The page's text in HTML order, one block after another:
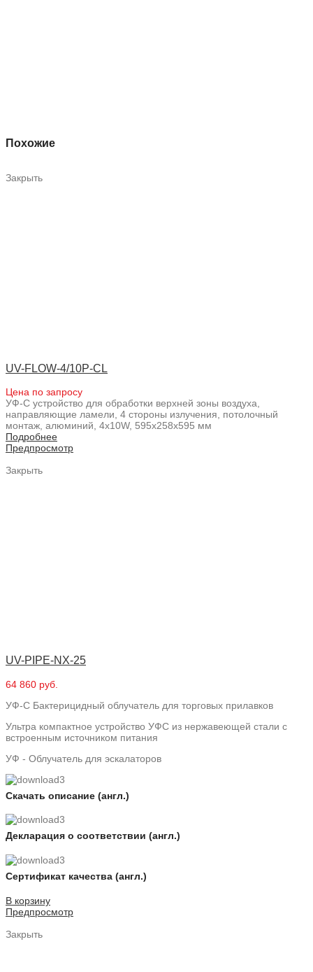
Похожие
Закрыть
UV-FLOW-4/10P-CL
Цена по запросу
УФ-С устройство для обработки верхней зоны воздуха,
направляющие ламели, 4 стороны излучения, потолочный
монтаж, алюминий, 4x10W, 595x258x595 мм
Подробнее
Предпросмотр
Закрыть
UV-PIPE-NX-25
64 860 руб.
УФ-С Бактерицидный облучатель для торговых прилавков
Ультра компактное устройство УФС из нержавеющей стали с
встроенным источником питания
УФ - Облучатель для эскалаторов
Скачать описание (англ.)
Декларация о соответствии (англ.)
Сертификат качества (англ.)
В корзину
Предпросмотр
Закрыть